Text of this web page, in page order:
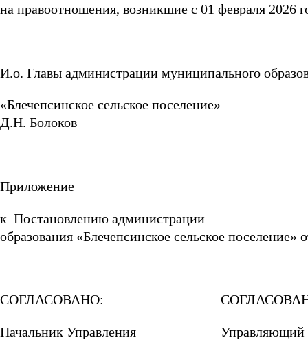
на правоотношения, возникшие с 01 февраля 2026
И.о. Главы администрации муниципального
«Блечепсинское
Д.Н. Болоков
Приложение
к Постановлению
образования «Блечепсинское сельское поселение»
СОГЛАСОВАНО:
Начальник Управления Управляющий